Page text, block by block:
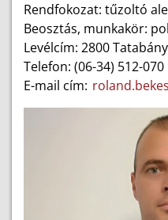
Rendfokozat: tűzoltó
Beosztás, munkakör:
Levélcím: 2800
Telefon: (06-34) 512-070
E-mail cím: